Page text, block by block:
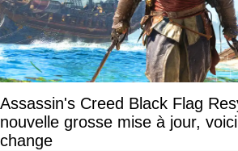
Assassin's Creed Black Flag
nouvelle grosse mise à jour,
change